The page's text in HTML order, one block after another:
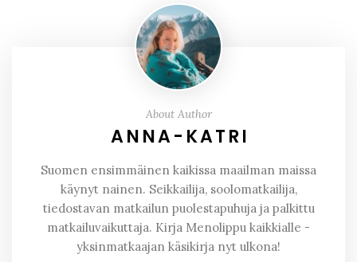
About Author
ANNA-KATRI
Suomen ensimmäinen kaikissa maailman maissa
käynyt nainen. Seikkailija, soolomatkailija,
tiedostavan matkailun puolestapuhuja ja palkittu
matkailuvaikuttaja. Kirja Menolippu kaikkialle -
yksinmatkaajan käsikirja nyt ulkona!